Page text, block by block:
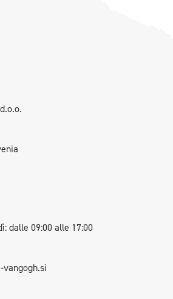
dalle 09:00 alle 17:00
vangogh.si